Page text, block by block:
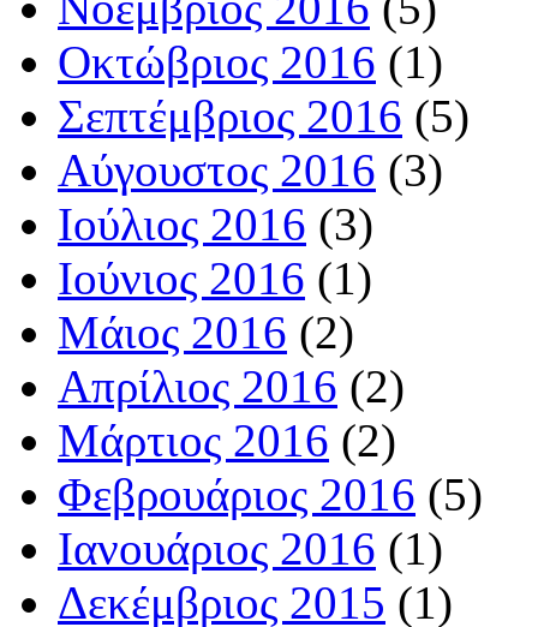
Οκτώβριος 2016 (1)
Σεπτέμβριος 2016 (5)
Αύγουστος 2016 (3)
Ιούλιος 2016 (3)
Ιούνιος 2016 (1)
Μάιος 2016 (2)
Απρίλιος 2016 (2)
Μάρτιος 2016 (2)
Φεβρουάριος 2016 (5)
Ιανουάριος 2016 (1)
Δεκέμβριος 2015 (1)